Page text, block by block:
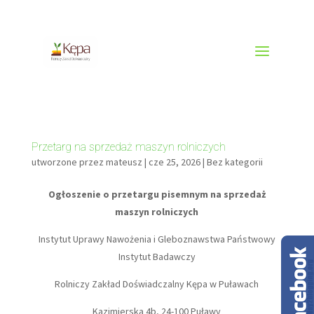
Przetarg na sprzedaż maszyn rolniczych
utworzone przez mateusz | cze 25, 2026| Bez kategorii
Ogłoszenie o przetargu pisemnym na sprzedaż
maszyn rolniczych
Instytut Uprawy Nawożenia i Gleboznawstwa Państwowy
Instytut Badawczy
Rolniczy Zakład Doświadczalny Kępa w Puławach
Kazimierska 4b, 24-100 Puławy